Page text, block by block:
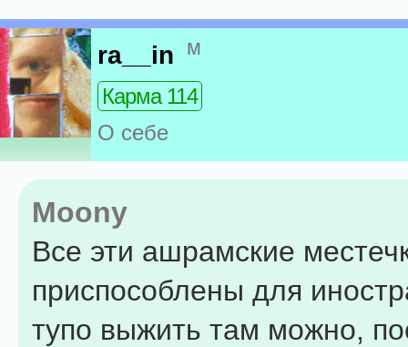
ra__in м
Карма 114
О себе
Moony
Все эти ашрамские
приспособлены для
тупо выжить там можно,